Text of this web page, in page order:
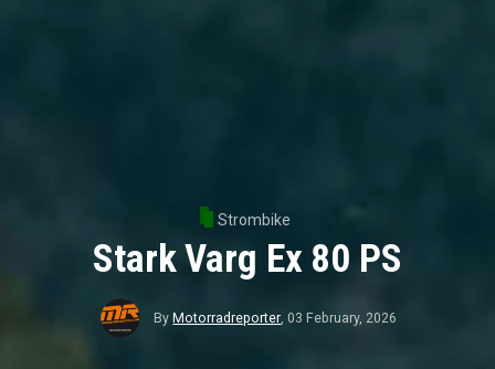
Strombike
Stark Varg Ex 80 PS
By Motorradreporter,03 February, 2026